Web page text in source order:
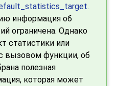
.
информация об
ограничена. Однако
статистики или
вызовом функции, об
полезная
которая может